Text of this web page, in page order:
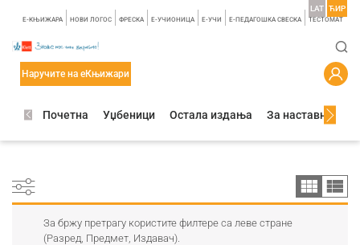
E-КЊИЖАРА НОВИ ЛОГОС ФРЕСКА E-УЧИОНИЦА E-УЧИ Е-ПЕДАГОШКА СВЕСКА TЕСТОМАТ
LAT ЋИР
Наручите на еКњижари
Почетна Уџбеници Остала издања За наставнике
За бржу претрагу користите филтере са леве стране
(Разред, Предмет, Издавач).